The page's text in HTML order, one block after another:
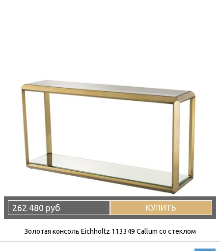
262 480 руб КУПИТЬ
Золотая консоль Eichholtz 113349 Callum со стеклом